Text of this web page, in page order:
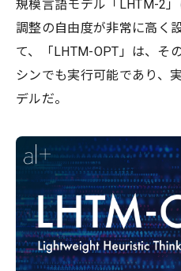
規模言語モデル「LHTM-2
調整の自由度が非常に高く
て、「LHTM-OPT」は、そ
シンでも実行可能であり、
デルだ。